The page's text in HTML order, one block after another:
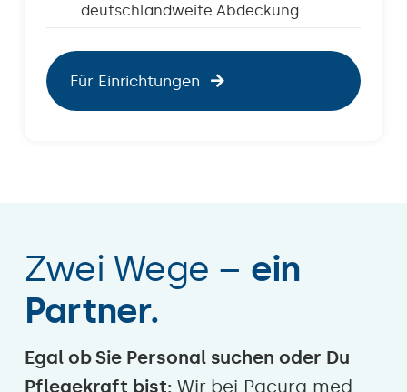
deutschlandweite Abdeckung.
Für Einrichtungen
Zwei Wege – ein
Partner.
Egal ob Sie Personal suchen oder Du
Pflegekraft bist: Wir bei Pacura med